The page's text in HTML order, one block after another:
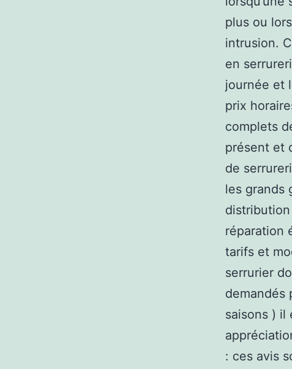
plus ou
intrusion.
en
journée et
prix
complets
présent et
de
les grands
réparation
tarifs et
serrurier
demandés
saisons ) il
: ces avis